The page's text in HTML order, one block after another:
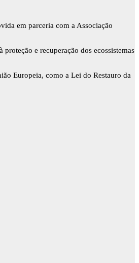
em parceria com a Associação
e recuperação dos ecossistemas
Europeia, como a Lei do Restauro da